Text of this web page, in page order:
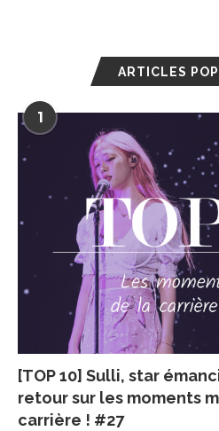
ARTICLES
1
[TOP 10] Sulli, star
retour sur les moments
carrière ! #27